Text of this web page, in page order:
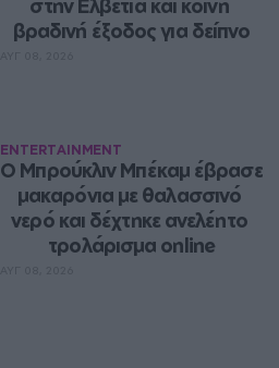
στην Ελβετία και κοινή
βραδινή έξοδος για δείπνο
ENTERTAINMENT
Ο Μπρούκλιν Μπέκαμ έβρασε
μακαρόνια με θαλασσινό
νερό και δέχτηκε ανελέητο
τρολάρισμα online